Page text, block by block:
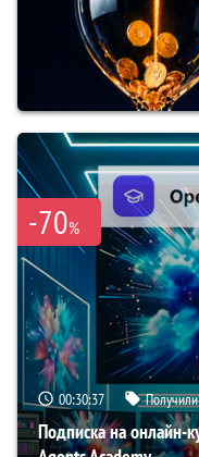
-70%
00:30:36
Подписка на онлайн-